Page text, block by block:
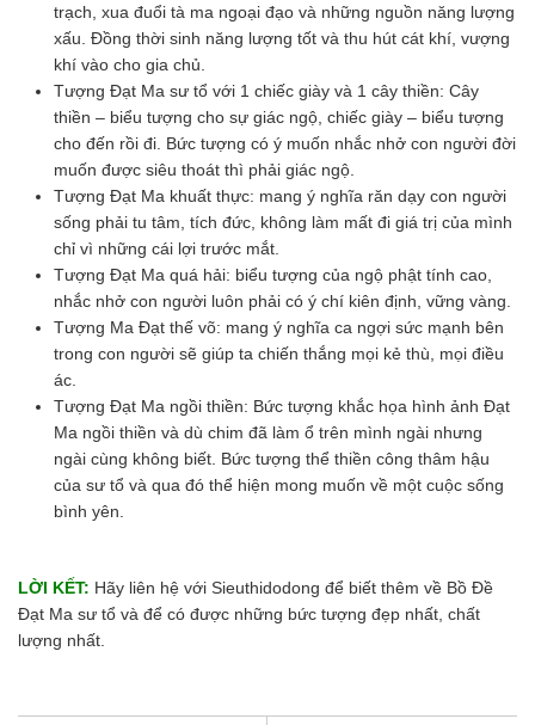
trạch, xua đuổi tà ma ngoại đạo và những nguồn năng lượng
xấu. Đồng thời sinh năng lượng tốt và thu hút cát khí, vượng
khí vào cho gia chủ.
Tượng Đạt Ma sư tổ với 1 chiếc giày và 1 cây thiền: Cây
thiền – biểu tượng cho sự giác ngộ, chiếc giày – biểu tượng
cho đến rồi đi. Bức tượng có ý muốn nhắc nhở con người đời
muốn được siêu thoát thì phải giác ngộ.
Tượng Đạt Ma khuất thực: mang ý nghĩa răn dạy con người
sống phải tu tâm, tích đức, không làm mất đi giá trị của mình
chỉ vì những cái lợi trước mắt.
Tượng Đạt Ma quá hải: biểu tượng của ngộ phật tính cao,
nhắc nhở con người luôn phải có ý chí kiên định, vững vàng.
Tượng Ma Đạt thế võ: mang ý nghĩa ca ngợi sức mạnh bên
trong con người sẽ giúp ta chiến thắng mọi kẻ thù, mọi điều
ác.
Tượng Đạt Ma ngồi thiền: Bức tượng khắc họa hình ảnh Đạt
Ma ngồi thiền và dù chim đã làm ổ trên mình ngài nhưng
ngài cùng không biết. Bức tượng thể thiền công thâm hậu
của sư tổ và qua đó thể hiện mong muốn về một cuộc sống
bình yên.
LỜI KẾT: Hãy liên hệ với Sieuthidodong để biết thêm về Bồ Đề
Đạt Ma sư tổ và để có được những bức tượng đẹp nhất, chất
lượng nhất.